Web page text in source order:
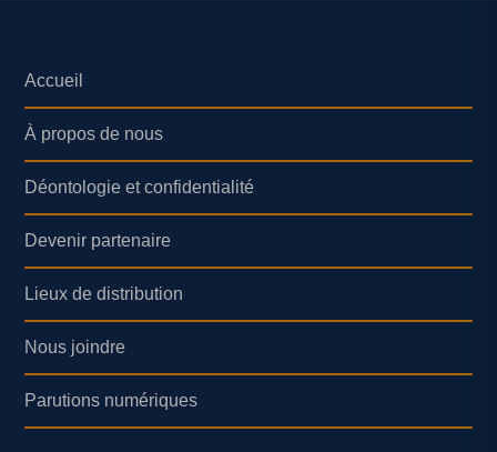
Accueil
À propos de nous
Déontologie et confidentialité
Devenir partenaire
Lieux de distribution
Nous joindre
Parutions numériques